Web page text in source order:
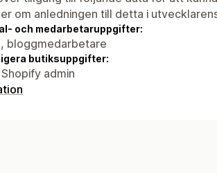
om anledningen till detta i
och medarbetaruppgifter:
bloggmedarbetare
butiksuppgifter:
admin